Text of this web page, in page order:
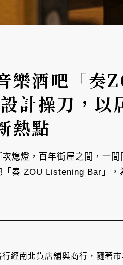
樂酒吧「奏
操刀，以
熱點
熄燈，百年街屋之間，一
奏 ZOU Listening Bar」，
經南北貨店舖與商行，隨著